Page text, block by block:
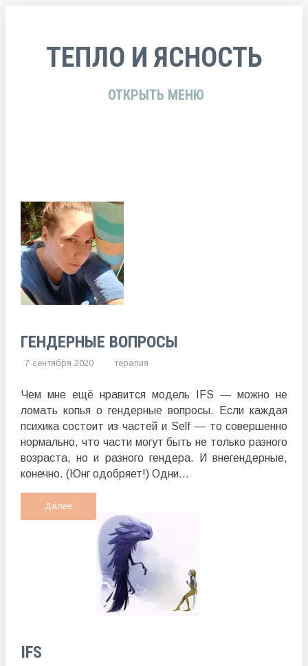
ТЕПЛО И ЯСНОСТЬ
ОТКРЫТЬ МЕНЮ
ГЕНДЕРНЫЕ ВОПРОСЫ
7 сентября 2020 терапия
Чем мне ещё нравится модель IFS — можно не
ломать копья о гендерные вопросы. Если каждая
психика состоит из частей и Self — то совершенно
нормально, что части могут быть не только разного
возраста, но и разного гендера. И внегендерные,
конечно. (Юнг одобряет!) Одни...
Далее
IFS